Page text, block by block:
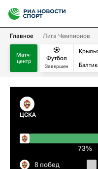
Главное Лига Чемпионов
Матч-
центр
Футбол
Завершен
ЦСКА
73%
8 побед